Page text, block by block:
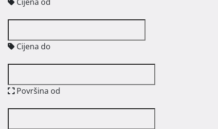
Cijena do
Površina od